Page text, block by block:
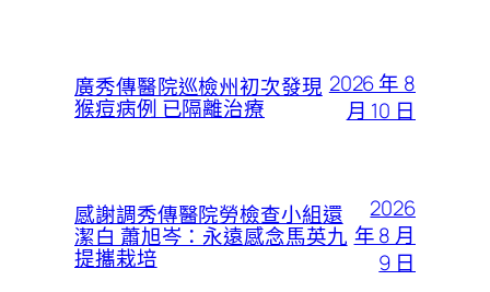
廣秀傳醫院巡檢州初次發現
猴痘病例 已隔離治療
2026 年 8
月 10 日
感謝調秀傳醫院勞檢查小組還
潔白 蕭旭岑：永遠感念馬英九
提攜栽培
2026
年 8 月
9 日